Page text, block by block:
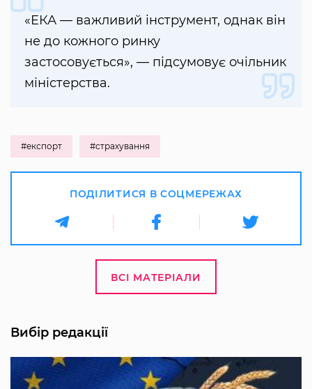
«ЕКА — важливий інструмент, однак він
не до кожного ринку
застосовується», — підсумовує очільник
міністерства.
#експорт #страхування
ПОДІЛИТИСЯ В СОЦМЕРЕЖАХ
ВСІ МАТЕРІАЛИ
Вибір редакції